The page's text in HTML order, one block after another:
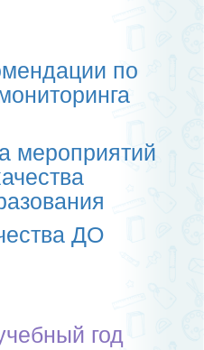
по
мероприятий
ДО
год